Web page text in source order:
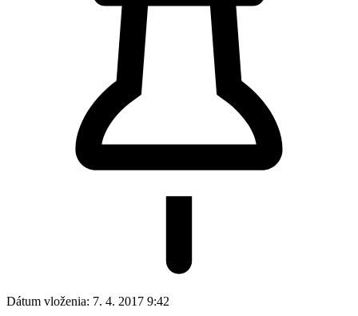
Dátum vloženia: 7. 4. 2017 9:42